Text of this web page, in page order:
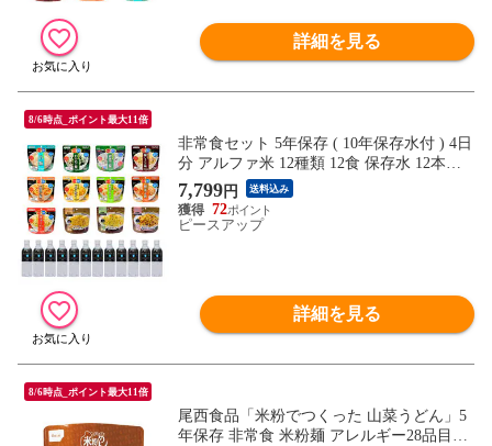
詳細を見る
8/6時点_ポイント最大11倍
非常食セット 5年保存 ( 10年保存水付 ) 4日
分 アルファ米 12種類 12食 保存水 12本セ
ット ご飯 お米 マジックライス マジックパ
スタ アルファー米 非常食セット 保存食セ
ット 防災食セット 防災セット 備蓄品 長期
7,799円 送料込み
72
ピースアップ
詳細を見る
8/6時点_ポイント最大11倍
尾西食品「米粉でつくった 山菜うどん」5
年保存 非常食 米粉麺 アレルギー28品目対